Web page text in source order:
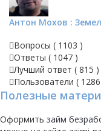
Антон Мохов :
Вопросы ( 1103 )
Ответы ( 1047 )
Лучший ответ ( 815 )
Пользователи ( 1286
Полезные
Оформить займ